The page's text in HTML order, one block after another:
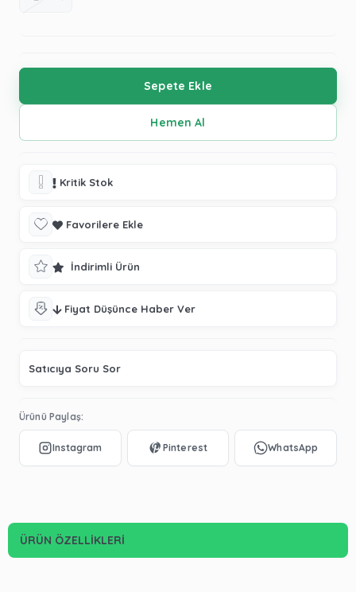
Kritik Stok
Favorilere Ekle
İndirimli Ürün
Fiyat Düşünce Haber Ver
Satıcıya Soru Sor
Ürünü Paylaş:
ÜRÜN ÖZELLIKLERI